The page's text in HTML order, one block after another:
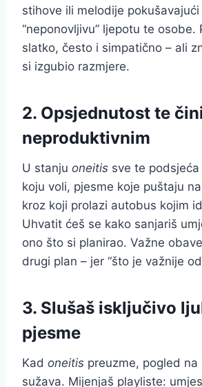
stihove ili melodije
“neponovljivu” ljepotu te osobe.
slatko, često i simpatično – ali
si izgubio razmjere.
2. Opsjednutost te
neproduktivnim
U stanju oneitis sve te
koju voli, pjesme koje puštaju
kroz koji prolazi autobus kojim
Uhvatit ćeš se kako sanjariš
ono što si planirao. Važne
drugi plan – jer “što je važnije
3. Slušaš isključivo
pjesme
Kad oneitis preuzme, pogled na
sužava. Mijenjaš playliste: